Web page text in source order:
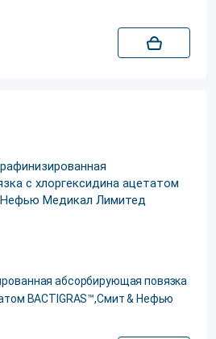
абсорбирующая повязка
BACTIGRAS™,Смит & Нефью